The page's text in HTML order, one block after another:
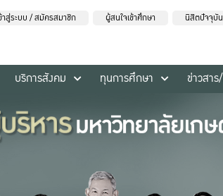
าสู่ระบบ / สมัครสมาชิก ผู้สนใจเข้าศึกษา นิสิตปัจจุบัน
บริการสังคม ทุนการศึกษา ข่าวสา